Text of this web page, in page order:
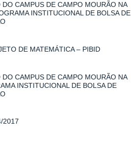
CAMPUS DE CAMPO MOURÃO NA
INSTITUCIONAL DE BOLSA DE
DE MATEMÁTICA – PIBID
CAMPUS DE CAMPO MOURÃO NA
INSTITUCIONAL DE BOLSA DE
2017